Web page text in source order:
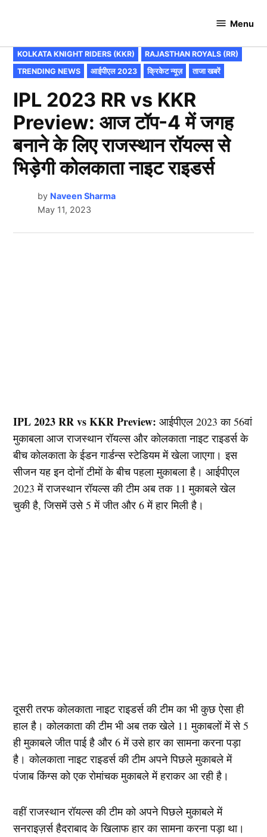
Hundred
Menu
POSTED
IN
KOLKATA KNIGHT RIDERS (KKR)
RAJASTHAN ROYALS (RR)
TRENDING NEWS
आईपीएल 2023 क्रिकेट न्यूज़ ताजा खबरें
IPL 2023 RR vs KKR
Preview: आज टॉप-4 में जगह
बनाने के लिए राजस्थान रॉयल्स से
भिड़ेगी कोलकाता नाइट राइडर्स
by Naveen Sharma
May 11, 2023
IPL 2023 RR vs KKR Preview: आईपीएल 2023 का 56वां
मुकाबला आज राजस्थान रॉयल्स और कोलकाता नाइट राइडर्स के
बीच कोलकाता के ईडन गार्डन्स स्टेडियम में खेला जाएगा। इस
सीजन यह इन दोनों टीमों के बीच पहला मुकाबला है। आईपीएल
2023 में राजस्थान रॉयल्स की टीम अब तक 11 मुकाबले खेल
चुकी है, जिसमें उसे 5 में जीत और 6 में हार मिली है।
दूसरी तरफ कोलकाता नाइट राइडर्स की टीम का भी कुछ ऐसा ही
हाल है। कोलकाता की टीम भी अब तक खेले 11 मुकाबलों में से 5
ही मुकाबले जीत पाई है और 6 में उसे हार का सामना करना पड़ा
है। कोलकाता नाइट राइडर्स की टीम अपने पिछले मुकाबले में
पंजाब किंग्स को एक रोमांचक मुकाबले में हराकर आ रही है।
वहीं राजस्थान रॉयल्स की टीम को अपने पिछले मुकाबले में
सनराइज़र्स हैदराबाद के खिलाफ हार का सामना करना पड़ा था।